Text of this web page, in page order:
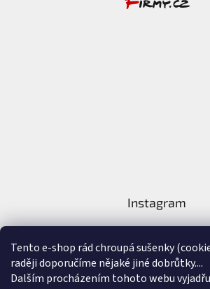
Tento e-shop rád chroupá sušenky
raději doporučíme nějaké jiné dobrůtky....
Dalším procházením tohoto webu
Instagram